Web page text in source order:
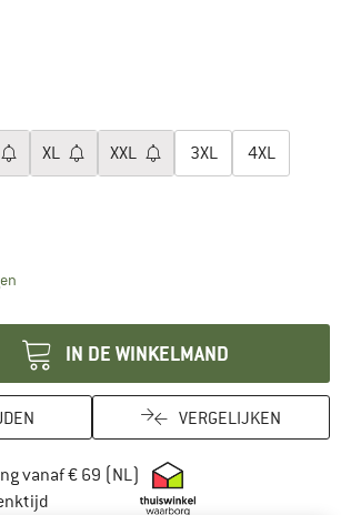
XL XXL 3XL 4XL
IN DE WINKELMAND
VERGELIJKEN
vanaf € 69 (NL) Vind hier de
Vind de betalingsinformatie hier!